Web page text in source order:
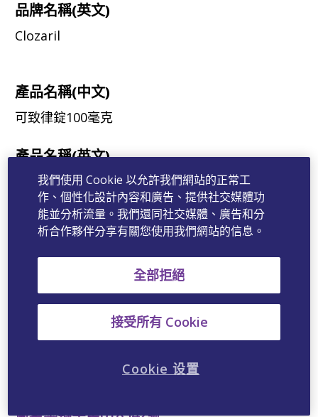
品牌名稱(英文)
Clozaril
產品名稱(中文)
可致律錠100毫克
產品名稱(英文)
Clozaril Tablets 100mg
成分
中樞神經疾病
我們使用 Cookie 以允許我們網站的正常工
作、個性化設計內容和廣告、提供社交媒體功
能並分析流量。我們還同社交媒體、廣告和分
析合作夥伴分享有關您使用我們網站的信息。
全部拒絕
接受所有 Cookie
Cookie 设置